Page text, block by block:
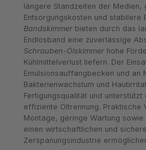
längere Standzeiten der Medien,
Entsorgungskosten und stabilere
Bandskimmer bieten durch das
Endlosband eine zuverlässige
Schrauben-Ölskimmer hohe
Kühlmittelverlust liefern. Der
Emulsionsauffangbecken und an
Bakterienwachstum und
Fertigungsqualität und
effiziente Öltrennung. Praktische
Montage, geringe Wartung
einen wirtschaftlichen und
Zerspanungsindustrie